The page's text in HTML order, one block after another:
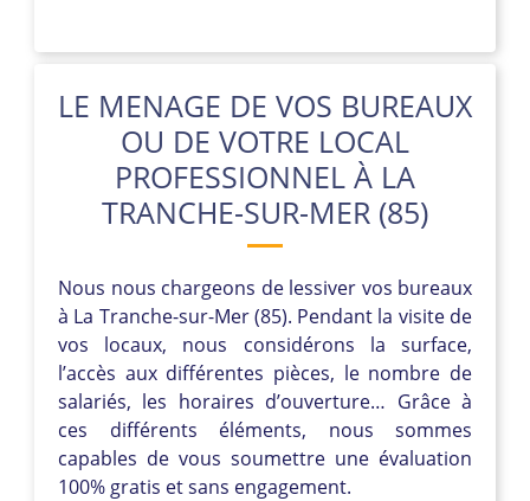
LE MENAGE DE VOS BUREAUX
OU DE VOTRE LOCAL
PROFESSIONNEL À LA
TRANCHE-SUR-MER (85)
Nous nous chargeons de lessiver vos bureaux
à La Tranche-sur-Mer (85). Pendant la visite de
vos locaux, nous considérons la surface,
l’accès aux différentes pièces, le nombre de
salariés, les horaires d’ouverture… Grâce à
ces différents éléments, nous sommes
capables de vous soumettre une évaluation
100% gratis et sans engagement.